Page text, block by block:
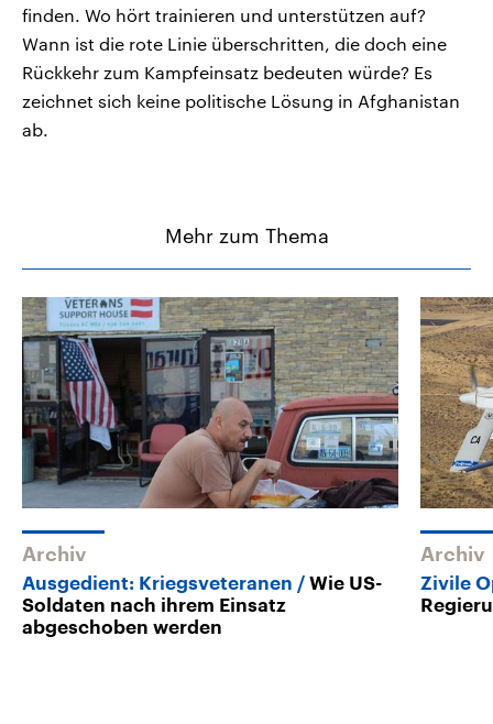
finden. Wo hört trainieren und unterstützen auf?
Wann ist die rote Linie überschritten, die doch eine
Rückkehr zum Kampfeinsatz bedeuten würde? Es
zeichnet sich keine politische Lösung in Afghanistan
ab.
Mehr zum Thema
Archiv
Ausgedient: Kriegsveteranen
Wie US-
Soldaten nach ihrem Einsatz
abgeschoben werden
Archiv
Zivile